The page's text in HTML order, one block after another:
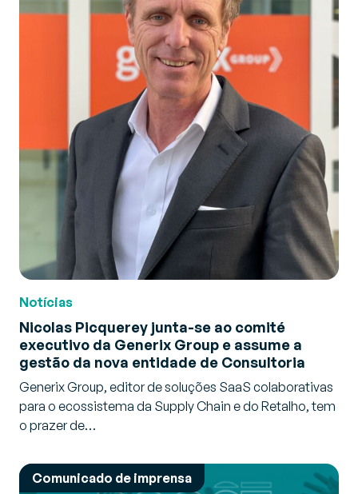
Notícias
Nicolas Picquerey junta-se ao comité
executivo da Generix Group e assume a
gestão da nova entidade de Consultoria
Generix Group, editor de soluções SaaS colaborativas
para o ecossistema da Supply Chain e do Retalho, tem
o prazer de…
Comunicado de imprensa